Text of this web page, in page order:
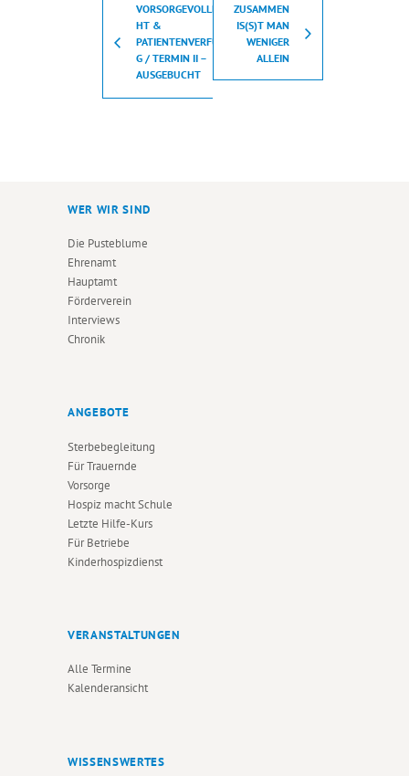
VORSORGEVOLLMAC
HT &
PATIENTENVERFÜGUN
G / TERMIN II –
AUSGEBUCHT
ZUSAMMEN
IS(S)T MAN
WENIGER
ALLEIN
WER WIR SIND
Die Pusteblume
Ehrenamt
Hauptamt
Förderverein
Interviews
Chronik
ANGEBOTE
Sterbebegleitung
Für Trauernde
Vorsorge
Hospiz macht Schule
Letzte Hilfe-Kurs
Für Betriebe
Kinderhospizdienst
VERANSTALTUNGEN
Alle Termine
Kalenderansicht
WISSENSWERTES